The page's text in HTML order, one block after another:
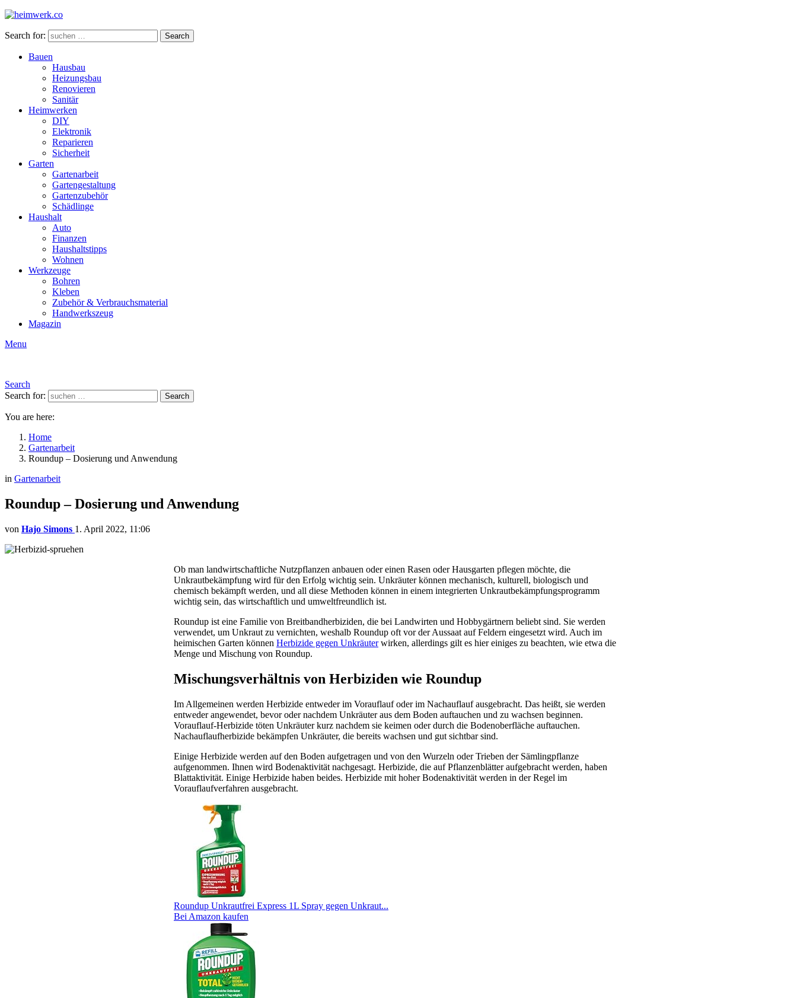
Search for: Search
Bauen
Hausbau
Heizungsbau
Renovieren
Sanitär
Heimwerken
DIY
Elektronik
Reparieren
Sicherheit
Garten
Gartenarbeit
Gartengestaltung
Gartenzubehör
Schädlinge
Haushalt
Auto
Finanzen
Haushaltstipps
Wohnen
Werkzeuge
Bohren
Kleben
Zubehör & Verbrauchsmaterial
Handwerkszeug
Magazin
Menu
Search
Search for:
Search
You are here:
Home
Gartenarbeit
Roundup – Dosierung und Anwendung
in Gartenarbeit
Roundup – Dosierung und Anwendung
von Hajo Simons 1. April 2022, 11:06
Ob man landwirtschaftliche Nutzpflanzen anbauen oder einen Rasen oder Hausgarten pflegen möchte, die
Unkrautbekämpfung wird für den Erfolg wichtig sein. Unkräuter können mechanisch, kulturell, biologisch und
chemisch bekämpft werden, und all diese Methoden können in einem integrierten Unkrautbekämpfungsprogramm
wichtig sein, das wirtschaftlich und umweltfreundlich ist.
Roundup ist eine Familie von Breitbandherbiziden, die bei Landwirten und Hobbygärtnern beliebt sind. Sie werden
verwendet, um Unkraut zu vernichten, weshalb Roundup oft vor der Aussaat auf Feldern eingesetzt wird. Auch im
heimischen Garten können Herbizide gegen Unkräuterwirken, allerdings gilt es hier einiges zu beachten, wie etwa die
Menge und Mischung von Roundup.
Mischungsverhältnis von Herbiziden wie Roundup
Im Allgemeinen werden Herbizide entweder im Vorauflauf oder im Nachauflauf ausgebracht. Das heißt, sie werden
entweder angewendet, bevor oder nachdem Unkräuter aus dem Boden auftauchen und zu wachsen beginnen.
Vorauflauf-Herbizide töten Unkräuter kurz nachdem sie keimen oder durch die Bodenoberfläche auftauchen.
Nachauflaufherbizide bekämpfen Unkräuter, die bereits wachsen und gut sichtbar sind.
Einige Herbizide werden auf den Boden aufgetragen und von den Wurzeln oder Trieben der Sämlingpflanze
aufgenommen. Ihnen wird Bodenaktivität nachgesagt. Herbizide, die auf Pflanzenblätter aufgebracht werden, haben
Blattaktivität. Einige Herbizide haben beides. Herbizide mit hoher Bodenaktivität werden in der Regel im
Vorauflaufverfahren ausgebracht.
Roundup Unkrautfrei Express 1L Spray gegen Unkraut...
Bei Amazon kaufen